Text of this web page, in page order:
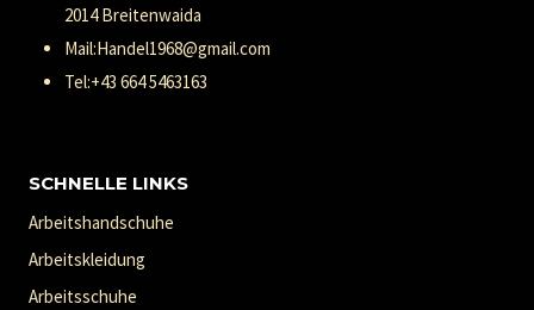
2014 Breitenwaida
Mail:Handel1968@gmail.com
Tel:+43 664 5463163
SCHNELLE LINKS
Arbeitshandschuhe
Arbeitskleidung
Arbeitsschuhe